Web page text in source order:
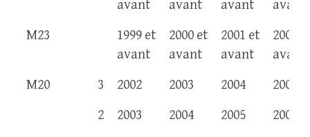
avant
avant
avant
avant
M23
1999 et
avant
2000 et
avant
2001 et
avant
2002
avant
M20
3 2002 2003 2004
2005
2
2003 2004 2005
2006